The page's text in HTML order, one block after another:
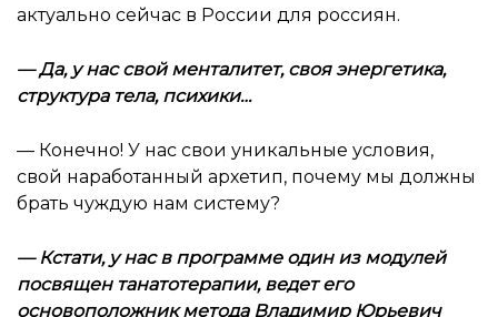
актуально сейчас в России для россиян.
—Да, у нас свой менталитет, своя энергетика,
структура тела, психики…
— Конечно! У нас свои уникальные условия,
свой наработанный архетип, почему мы должны
брать чуждую нам систему?
— Кстати, у нас в программе один из модулей
посвящен танатотерапии, ведет его
основоположник метода Владимир Юрьевич